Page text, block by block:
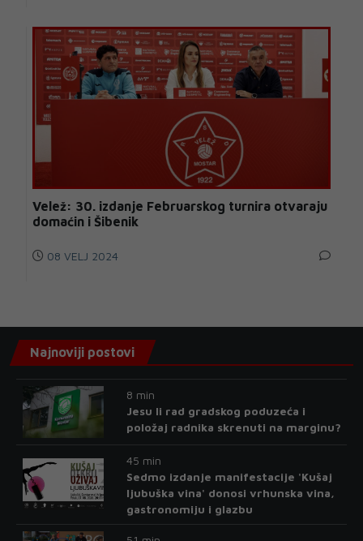
Velež: 30. izdanje Februarskog turnira otvaraju
domaćin i Šibenik
08 VELJ 2024
Najnoviji postovi
8 min
Jesu li rad gradskog poduzeća i
položaj radnika skrenuti na marginu?
45 min
Sedmo izdanje manifestacije 'Kušaj
ljubuška vina' donosi vrhunska vina,
gastronomiju i glazbu